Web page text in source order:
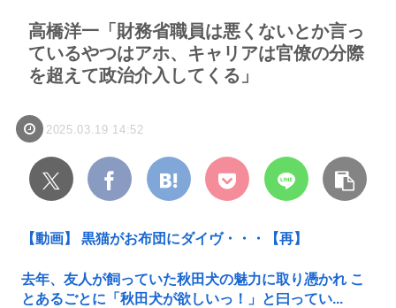
高橋洋一「財務省職員は悪くないとか言っ
ているやつはアホ、キャリアは官僚の分際
を超えて政治介入してくる」
2025.03.19 14:52
【動画】 黒猫がお布団にダイヴ・・・【再】
去年、友人が飼っていた秋田犬の魅力に取り憑かれ こ
とあるごとに「秋田犬が欲しいっ！」と曰ってい...